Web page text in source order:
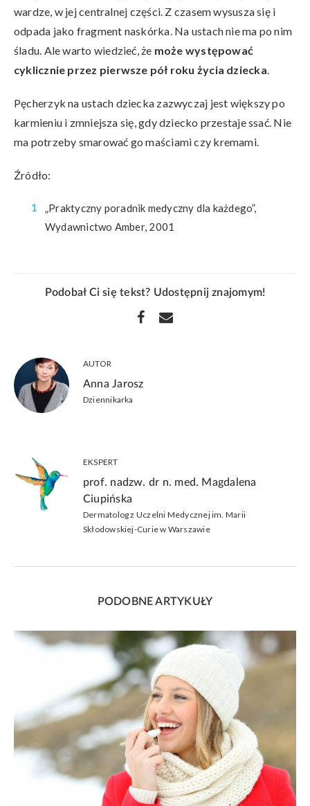
wardze, w jej centralnej części. Z czasem wysusza się i
odpada jako fragment naskórka. Na ustach nie ma po nim
śladu. Ale warto wiedzieć, że może występować
cyklicznie przez pierwsze pół roku życia dziecka.
Pęcherzyk na ustach dziecka zazwyczaj jest większy po
karmieniu i zmniejsza się, gdy dziecko przestaje ssać. Nie
ma potrzeby smarować go maściami czy kremami.
Źródło:
„Praktyczny poradnik medyczny dla każdego”,
Wydawnictwo Amber, 2001
Podobał Ci się tekst? Udostępnij znajomym!
AUTOR
Anna Jarosz
Dziennikarka
EKSPERT
prof. nadzw. dr n. med. Magdalena
Ciupińska
Dermatolog z Uczelni Medycznej im. Marii
Skłodowskiej-Curie w Warszawie
PODOBNE ARTYKUŁY